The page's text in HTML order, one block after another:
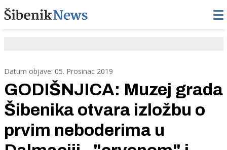
Datum objave: 05. Prosinac 2019
GODIŠNJICA: Muzej grada
Šibenika otvara izložbu o
prvim neboderima u